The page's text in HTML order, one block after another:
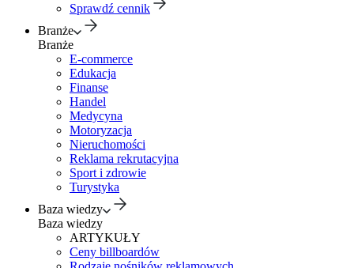
Sprawdź cennik
Branże
Branże
E-commerce
Edukacja
Finanse
Handel
Medycyna
Motoryzacja
Nieruchomości
Reklama rekrutacyjna
Sport i zdrowie
Turystyka
Baza wiedzy
Baza wiedzy
ARTYKUŁY
Ceny billboardów